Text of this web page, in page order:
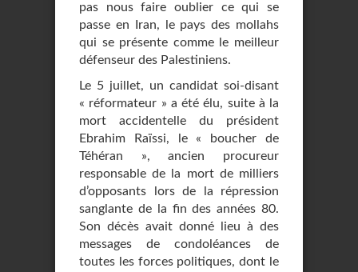
pas nous faire oublier ce qui se
passe en Iran, le pays des mollahs
qui se présente comme le meilleur
défenseur des Palestiniens.
Le 5 juillet, un candidat soi-disant
« réformateur » a été élu, suite à la
mort accidentelle du président
Ebrahim Raïssi, le « boucher de
Téhéran », ancien procureur
responsable de la mort de milliers
d’opposants lors de la répression
sanglante de la fin des années 80.
Son décès avait donné lieu à des
messages de condoléances de
toutes les forces politiques, dont le